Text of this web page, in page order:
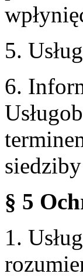
5.
6.
§ 5
1.